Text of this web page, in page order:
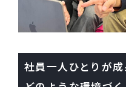
社員一人ひとりが成